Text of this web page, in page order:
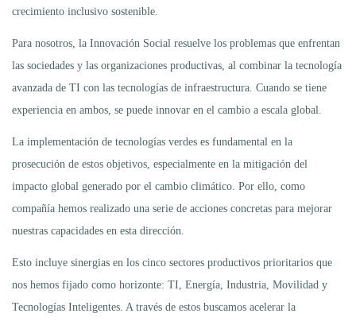
crecimiento inclusivo sostenible.
Para nosotros, la Innovación Social resuelve los problemas que enfrentan
las sociedades y las organizaciones productivas, al combinar la tecnología
avanzada de TI con las tecnologías de infraestructura. Cuando se tiene
experiencia en ambos, se puede innovar en el cambio a escala global.
La implementación de tecnologías verdes es fundamental en la
prosecución de estos objetivos, especialmente en la mitigación del
impacto global generado por el cambio climático. Por ello, como
compañía hemos realizado una serie de acciones concretas para mejorar
nuestras capacidades en esta dirección.
Esto incluye sinergias en los cinco sectores productivos prioritarios que
nos hemos fijado como horizonte: TI, Energía, Industria, Movilidad y
Tecnologías Inteligentes. A través de estos buscamos acelerar la